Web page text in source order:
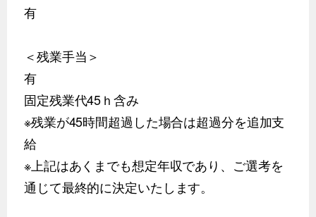
有
＜残業手当＞
有
固定残業代45ｈ含み
※残業が45時間超過した場合は超過分を追加支
給
※上記はあくまでも想定年収であり、ご選考を
通じて最終的に決定いたします。